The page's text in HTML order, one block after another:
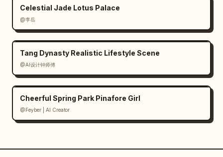
Celestial Jade Lotus Palace
@李岳
Tang Dynasty Realistic Lifestyle Scene
@AI设计钟师傅
Cheerful Spring Park Pinafore Girl
@Feyber | AI Creator